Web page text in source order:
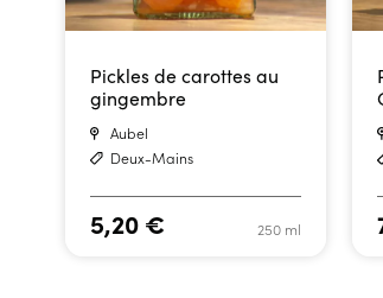
Pickles de carottes au
gingembre
Aubel
Deux-Mains
250 ml
5,20 €